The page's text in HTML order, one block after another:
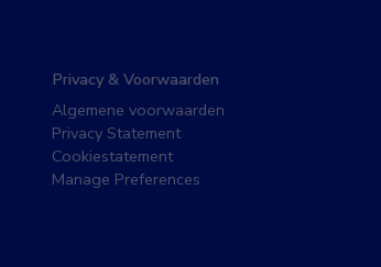
Privacy & Voorwaarden
Algemene voorwaarden
Privacy Statement
Cookiestatement
Manage Preferences